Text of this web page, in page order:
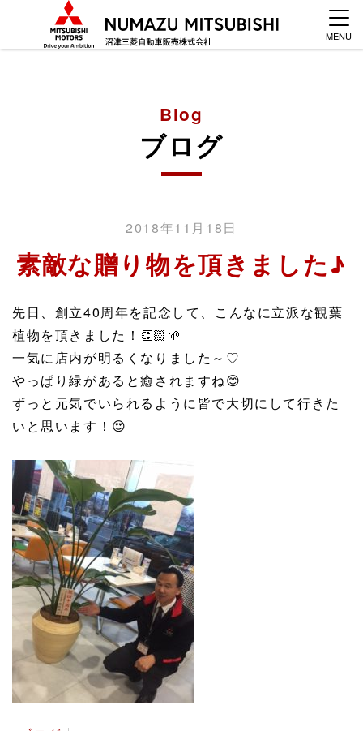
MENU
Blog
ブログ
2018年11月18日
素敵な贈り物を頂きました♪
先日、創立40周年を記念して、こんなに立派な観葉
植物を頂きました！ 👏🏻 🌱
一気に店内が明るくなりました～♡
やっぱり緑があると癒されますね😊
ずっと元気でいられるように皆で大切にして行きた
いと思います！ 😍